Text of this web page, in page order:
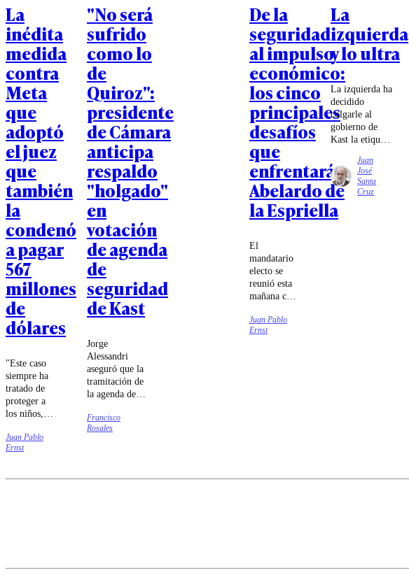
La
inédita
medida
contra
Meta
que
adoptó
el juez
que
también
la
condenó
a pagar
567
millones
de
dólares
"Este caso
siempre ha
tratado de
proteger a
los niños,
las
familias",
fiscal
Juan Pablo
Ernst
"No será
sufrido
como lo
de
Quiroz":
presidente
de Cámara
anticipa
respaldo
"holgado"
en
votación
de agenda
de
seguridad
de Kast
Jorge
Alessandri
aseguró que la
tramitación de
la agenda de
más expedita
que la
Francisco
Rosales
De la
seguridad
al impulso
económico:
los cinco
principales
desafíos
que
enfrentará
Abelardo de
la Espriella
El
mandatario
electo se
reunió esta
mañana con
presidente
José
Juan Pablo
Ernst
La
izquierda
y lo ultra
La izquierda ha
decidido
colgarle al
gobierno de
Kast la etiqueta
ultraderechista.
¿El argumento?
Sus reuniones
con referentes
de ese mundo.
Juan
José
Santa
Cruz